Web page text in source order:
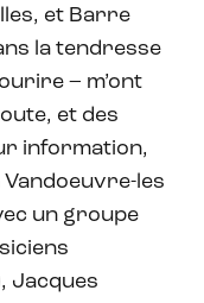
et Barre
la tendresse
– m’ont
et des
information,
les
un groupe
Jacques